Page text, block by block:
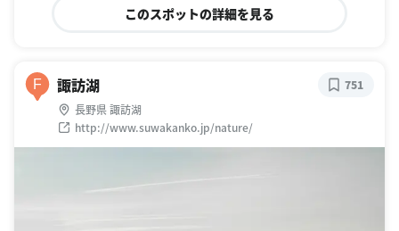
このスポットの詳細を見る
F 諏訪湖
長野県 諏訪湖
http://www.suwakanko.jp/nature/
751